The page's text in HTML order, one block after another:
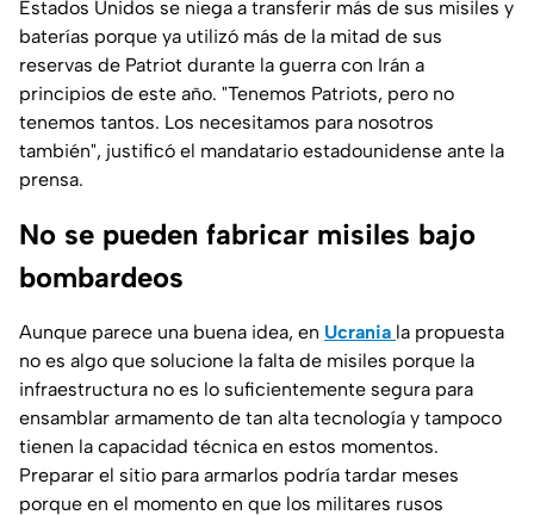
Estados Unidos se niega a transferir más de sus misiles y
baterías porque ya utilizó más de la mitad de sus
reservas de Patriot durante la guerra con Irán a
principios de este año. "Tenemos Patriots, pero no
tenemos tantos. Los necesitamos para nosotros
también", justificó el mandatario estadounidense ante la
prensa.
No se pueden fabricar misiles bajo
bombardeos
Aunque parece una buena idea, en Ucrania la propuesta
no es algo que solucione la falta de misiles porque la
infraestructura no es lo suficientemente segura para
ensamblar armamento de tan alta tecnología y tampoco
tienen la capacidad técnica en estos momentos.
Preparar el sitio para armarlos podría tardar meses
porque en el momento en que los militares rusos